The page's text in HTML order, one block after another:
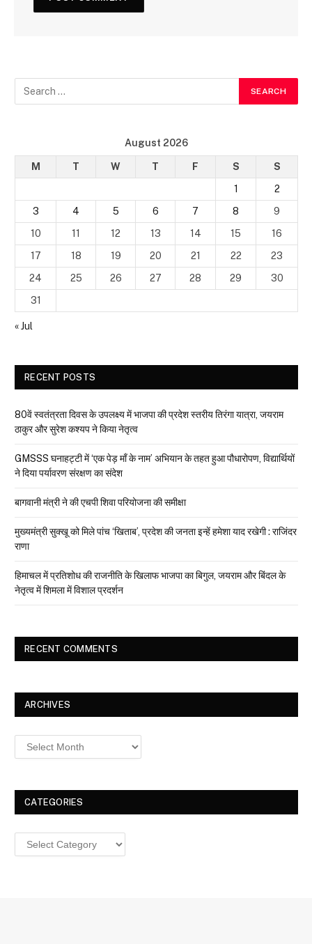
August 2026
M T W T F S
S
1
2
3
4 5 6 7 8
9
10
11 12 13 14 15
16
17
18 19 20 21 22
23
24
25 26 27 28 29
30
31
« Jul
RECENT POSTS
80वें स्वतंत्रता दिवस के उपलक्ष्य में भाजपा की प्रदेश स्तरीय तिरंगा यात्रा, जयराम
ठाकुर और सुरेश कश्यप ने किया नेतृत्व
GMSSS घनाहट्टी में ‘एक पेड़ माँ के नाम’ अभियान के तहत हुआ पौधारोपण, विद्यार्थियों
ने दिया पर्यावरण संरक्षण का संदेश
बागवानी मंत्री ने की एचपी शिवा परियोजना की समीक्षा
मुख्यमंत्री सुक्खू को मिले पांच ‘खिताब’, प्रदेश की जनता इन्हें हमेशा याद रखेगी : राजिंदर
राणा
हिमाचल में प्रतिशोध की राजनीति के खिलाफ भाजपा का बिगुल, जयराम और बिंदल के
नेतृत्व में शिमला में विशाल प्रदर्शन
RECENT COMMENTS
ARCHIVES
Archives
CATEGORIES
Categories